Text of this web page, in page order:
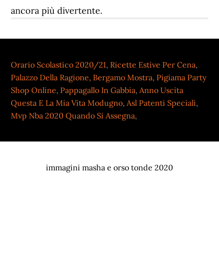
ancora più divertente.
Orario Scolastico 2020/21, Ricette Estive Per Cena,
Palazzo Della Ragione, Bergamo Mostra, Pigiama Party
Shop Online, Pappagallo In Gabbia,Anno Uscita
Questa E La Mia Vita Modugno,Asl Patenti Speciali,
Mvp Nba 2020 Quando Si Assegna,
immagini masha e orso tonde 2020